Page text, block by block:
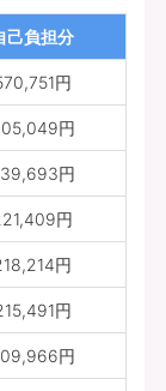
己負担分
円
円
円
円
円
円
円